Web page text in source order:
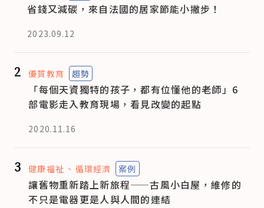
省錢又減碳，來自法國的居家節能小撇步！
2023.09.12
2 優質教育 趨勢
「每個天資獨特的孩子，都有位懂他的老師」6
部電影走入教育現場，看見改變的起點
2020.11.16
3 健康福祉 循環經濟 案例
讓舊物重新踏上新旅程——古風小白屋，維修的
不只是電器更是人與人間的連結